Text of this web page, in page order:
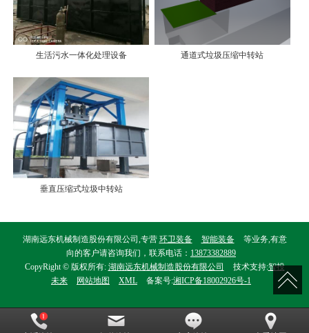
生活污水一体化处理设备 通道式垃圾压缩中转站
垂直压缩式垃圾中转站
湖南远东机械制造股份有限公司,专营 环卫装备 智能装备
等业务,有意
向的客户请咨询我们，联系电话： 13873382889
CopyRight © 版权所有: 湖南远东机械制造股份有限公司 技术支持:智投
未来
网站地图 XML 备案号:湘ICP备18002926号-1